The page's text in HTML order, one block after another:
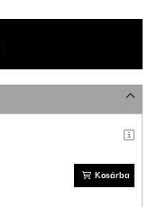
Kosárba